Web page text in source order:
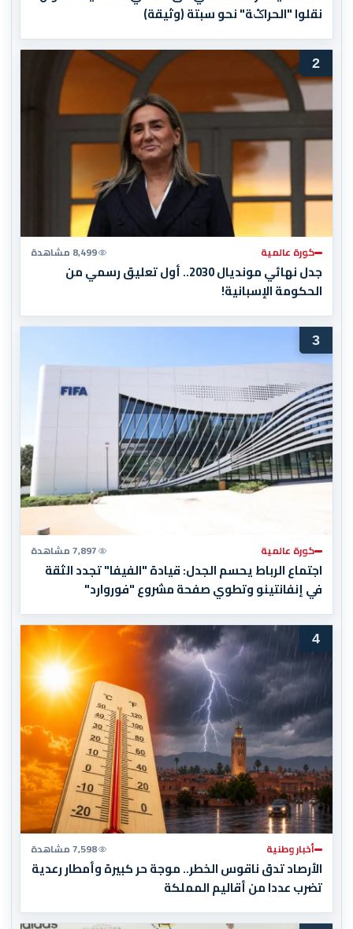
نقلوا "الحراݣة" نحو سبتة (وثيقة)
2
كورة عالمية 8,499 مشاهدة
جدل نهائي مونديال 2030.. أول تعليق رسمي من
الحكومة الإسبانية!
3
كورة عالمية 7,897 مشاهدة
اجتماع الرباط يحسم الجدل: قيادة "الفيفا" تجدد الثقة
في إنفانتينو وتطوي صفحة مشروع "فوروارد"
4
أخبار وطنية 7,598 مشاهدة
الأرصاد تدق ناقوس الخطر.. موجة حر كبيرة وأمطار رعدية
تضرب عددا من أقاليم المملكة